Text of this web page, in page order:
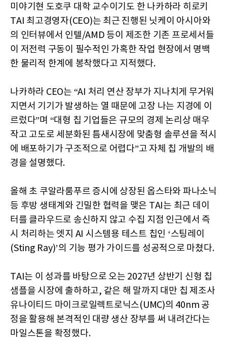
미야기현 도호쿠 대학 교수이기도 한 나카하라 히로키
TAI 최고경영자(CEO)는 최근 진행된 닛케이 아시아와
의 인터뷰에서 인텔/AMD 등이 제조한 기존 프로세서들
이 저전력 구동이 필수적인 가혹한 작업 현장에서 명백
한 물리적 한계에 봉착했다고 지적했다.
나카하라 CEO는 “AI 처리 연산 장부가 지나치게 무거워
지면서 기기가 발생하는 열 때문에 고장 나는 지경에 이
르렀다”며 “대형 칩 기업들은 규모의 경제 논리상 매우
작고 고도로 세분화된 틈새시장에 맞춤형 솔루션을 적시
에 배포하기가 구조적으로 어렵다”고 자체 칩 개발의 배
경을 설명했다.
올해 초 쿠알라룸푸르 증시에 상장된 옵스타와 파나소닉
등 후방 생태계와 긴밀한 협력을 맺은 TAI는 최근 데이
터를 클라우드로 송신하지 않고 수집 지점 인근에서 즉
시 처리하는 엣지 AI 시스템용 테스트 칩인 ‘스팅레이
(Sting Ray)’의 기능 평가 가이드를 성공적으로 마쳤다.
TAI는 이 성과를 바탕으로 오는 2027년 상반기 신형 칩
샘플을 시장에 출하하고, 같은 해 말까지 대만 칩 제조사
유나이티드 마이크로일렉트로닉스(UMC)의 40nm 공
정을 활용해 본격적인 대량 생산 장부를 써 내려간다는
마일스톤을 확정했다.